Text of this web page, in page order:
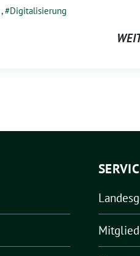
, Digitalisierung